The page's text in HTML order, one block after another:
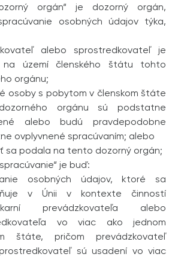
orgán“ je dozorný orgán,
osobných údajov týka,
alebo sprostredkovateľ je
na území členského štátu tohto
orgánu;
osoby s pobytom v členskom štáte
orgánu sú podstatne
alebo budú pravdepodobne
ovplyvnené spracúvaním; alebo
sa podala na tento dozorný orgán;
je buď:
osobných údajov, ktoré sa
v Únii v kontexte činností
prevádzkovateľa alebo
vo viac ako jednom
štáte, pričom prevádzkovateľ
sú usadení vo viac